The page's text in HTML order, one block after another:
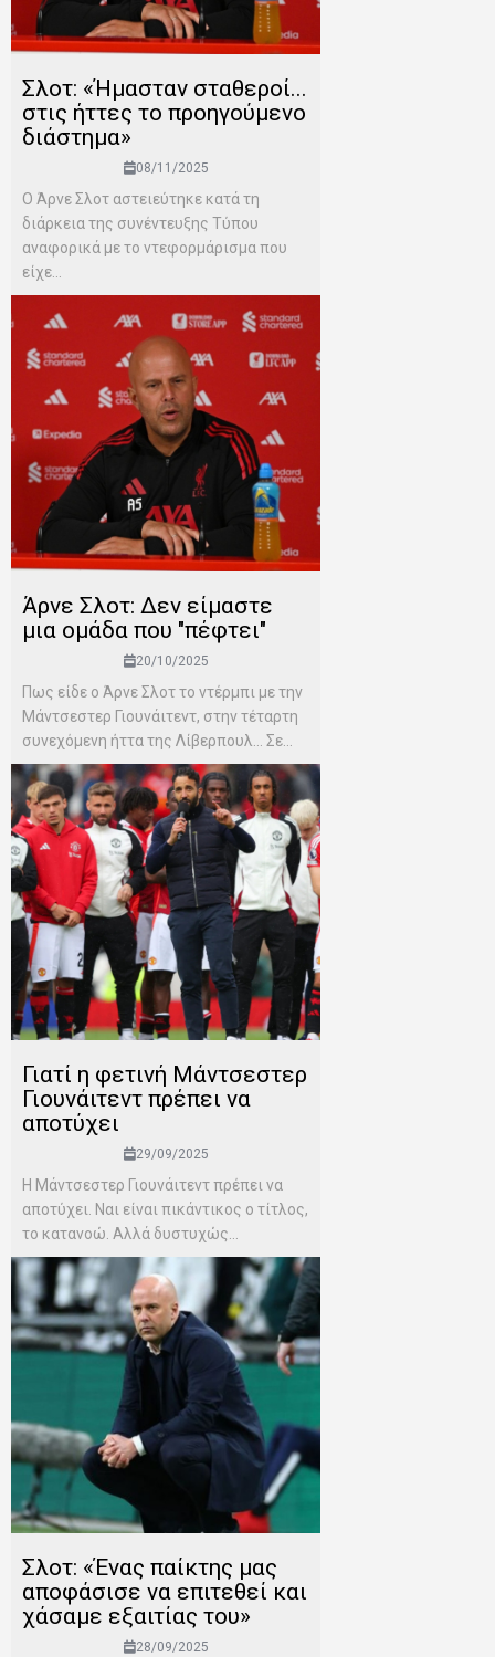
Σλοτ: «Ήμασταν σταθεροί...
στις ήττες το προηγούμενο
διάστημα»
08/11/2025
Ο Άρνε Σλοτ αστειεύτηκε κατά τη
διάρκεια της συνέντευξης Τύπου
αναφορικά με το ντεφορμάρισμα που
είχε...
Άρνε Σλοτ: Δεν είμαστε
μια ομάδα που "πέφτει"
20/10/2025
Πως είδε ο Άρνε Σλοτ το ντέρμπι με την
Μάντσεστερ Γιουνάιτεντ, στην τέταρτη
συνεχόμενη ήττα της Λίβερπουλ… Σε...
Γιατί η φετινή Μάντσεστερ
Γιουνάιτεντ πρέπει να
αποτύχει
29/09/2025
Η Μάντσεστερ Γιουνάιτεντ πρέπει να
αποτύχει. Ναι είναι πικάντικος ο τίτλος,
το κατανοώ. Αλλά δυστυχώς...
Σλοτ: «Ένας παίκτης μας
αποφάσισε να επιτεθεί και
χάσαμε εξαιτίας του»
28/09/2025